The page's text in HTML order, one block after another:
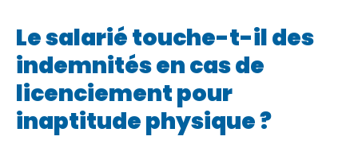
Le salarié touche-t-il des
indemnités en cas de
licenciement pour
inaptitude physique ?